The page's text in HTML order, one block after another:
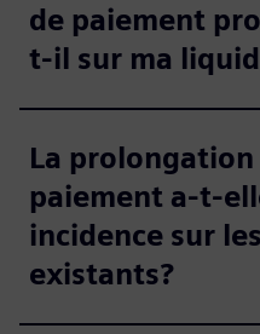
de paiement
t-il sur ma
La
paiement a-t-
incidence sur
existants?